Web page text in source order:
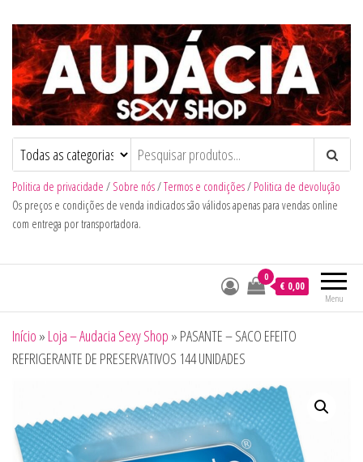
Audacia Sexy Shop
Politica de privacidade / Sobre nós/Termos e condições/ Politica de devolução
Os preços e condições de venda indicados são válidos apenas para vendas online
com entrega por transportadora.
Menu
0
€ 0,00
Início » Loja – Audacia Sexy Shop » PASANTE – SACO EFEITO
REFRIGERANTE DE PRESERVATIVOS 144 UNIDADES